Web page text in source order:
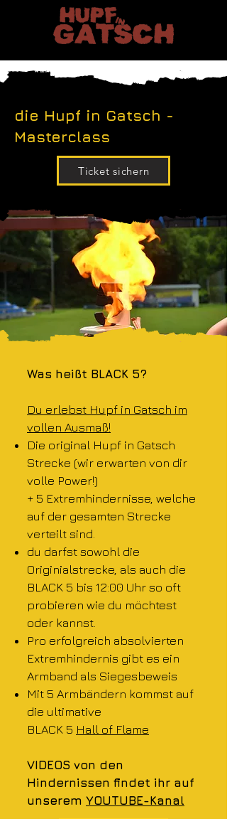
die Hupf in Gatsch -
Masterclass
Ticket sichern
Was heißt BLACK 5?
Du erlebst Hupf in Gatsch im
vollen Ausmaß!
Die original Hupf in Gatsch
Strecke (wir erwarten von dir
volle Power!)
+ 5 Extremhindernisse, welche
auf der gesamten Strecke
verteilt sind.
du darfst sowohl die
Originialstrecke, als auch die
BLACK 5 bis 12:00 Uhr so oft
probieren wie du möchtest
oder kannst.
Pro erfolgreich absolvierten
Extremhindernis gibt es ein
Armband als Siegesbeweis
Mit 5 Armbändern kommst auf
die ultimative
BLACK 5 Hall of Flame
VIDEOS von den
Hindernissen findet ihr auf
unserem YOUTUBE-Kanal